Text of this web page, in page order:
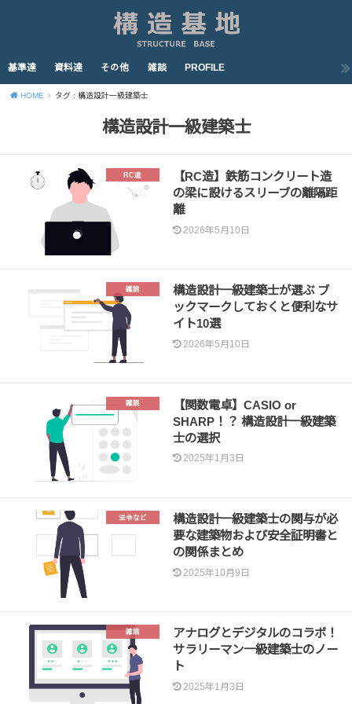
基準達 資料達 その他 雑談 PROFILE
HOME タグ : 構造設計一級建築士
構造設計一級建築士
RC造
【RC造】鉄筋コンクリート造
の梁に設けるスリーブの離隔距
離
2026年5月10日
雑談
構造設計一級建築士が選ぶ ブ
ックマークしておくと便利なサ
イト10選
2026年5月10日
雑談
【関数電卓】CASIO or
SHARP！？ 構造設計一級建築
士の選択
2025年1月3日
法令など
構造設計一級建築士の関与が必
要な建築物および安全証明書と
の関係まとめ
2025年10月9日
雑談
アナログとデジタルのコラボ！
サラリーマン一級建築士のノー
ト
2025年1月3日